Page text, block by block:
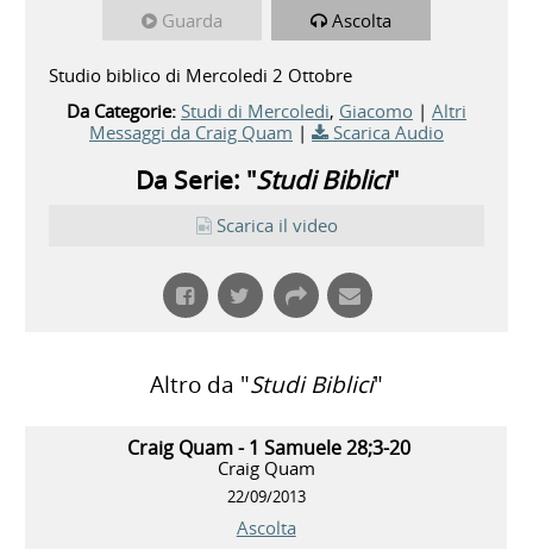
Guarda Ascolta
Studio biblico di Mercoledi 2 Ottobre
Da Categorie: Studi di Mercoledi, Giacomo | Altri
Messaggi da Craig Quam | Scarica Audio
Da Serie: "Studi Biblici"
Scarica il video
Altro da "Studi Biblici"
Craig Quam - 1 Samuele 28;3-20
Craig Quam
22/09/2013
Ascolta